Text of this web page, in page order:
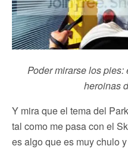
Poder mirarse los
heroinas
Y mira que el tema del
tal como me pasa con el
es algo que es muy chulo